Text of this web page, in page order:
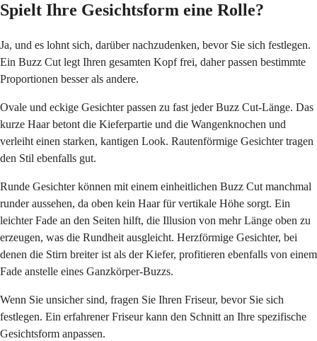
Spielt Ihre Gesichtsform eine Rolle?
Ja, und es lohnt sich, darüber nachzudenken, bevor Sie sich festlegen.
Ein Buzz Cut legt Ihren gesamten Kopf frei, daher passen bestimmte
Proportionen besser als andere.
Ovale und eckige Gesichter passen zu fast jeder Buzz Cut-Länge. Das
kurze Haar betont die Kieferpartie und die Wangenknochen und
verleiht einen starken, kantigen Look. Rautenförmige Gesichter tragen
den Stil ebenfalls gut.
Runde Gesichter können mit einem einheitlichen Buzz Cut manchmal
runder aussehen, da oben kein Haar für vertikale Höhe sorgt. Ein
leichter Fade an den Seiten hilft, die Illusion von mehr Länge oben zu
erzeugen, was die Rundheit ausgleicht. Herzförmige Gesichter, bei
denen die Stirn breiter ist als der Kiefer, profitieren ebenfalls von einem
Fade anstelle eines Ganzkörper-Buzzs.
Wenn Sie unsicher sind, fragen Sie Ihren Friseur, bevor Sie sich
festlegen. Ein erfahrener Friseur kann den Schnitt an Ihre spezifische
Gesichtsform anpassen.